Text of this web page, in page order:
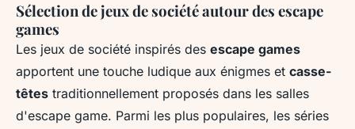
Sélection de jeux de société autour des escape
games
Les jeux de société inspirés des escape games
apportent une touche ludique aux énigmes et casse-
têtes traditionnellement proposés dans les salles
d'escape game. Parmi les plus populaires, les séries